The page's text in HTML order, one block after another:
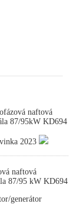
naftová
87/95kW KD694
2023
naftová
87/95 kW KD694
generátor